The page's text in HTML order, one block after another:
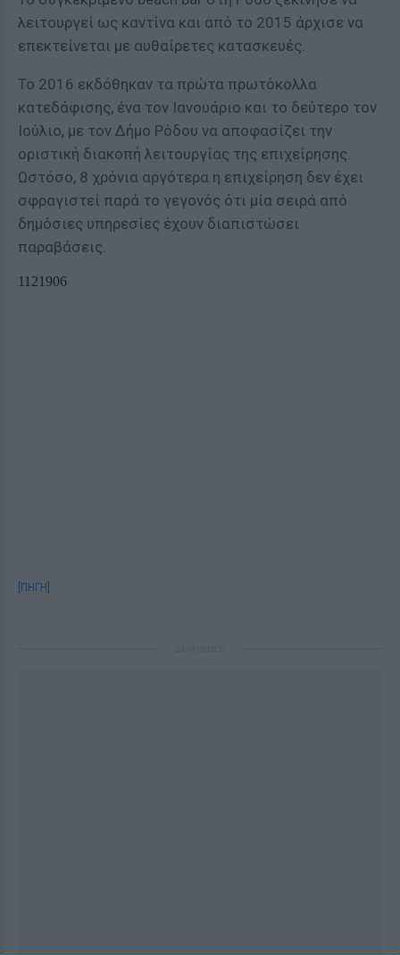
λειτουργεί ως καντίνα και από το 2015 άρχισε να
επεκτείνεται με αυθαίρετες κατασκευές.
Το 2016 εκδόθηκαν τα πρώτα πρωτόκολλα
κατεδάφισης, ένα τον Ιανουάριο και το δεύτερο τον
Ιούλιο, με τον Δήμο Ρόδου να αποφασίζει την
οριστική διακοπή λειτουργίας της επιχείρησης.
Ωστόσο, 8 χρόνια αργότερα η επιχείρηση δεν έχει
σφραγιστεί παρά το γεγονός ότι μία σειρά από
δημόσιες υπηρεσίες έχουν διαπιστώσει
παραβάσεις.
[ΠΗΓΗ]